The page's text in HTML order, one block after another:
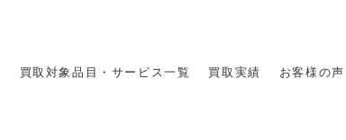
買取対象品目・サービス一覧 買取実績 お客様の声